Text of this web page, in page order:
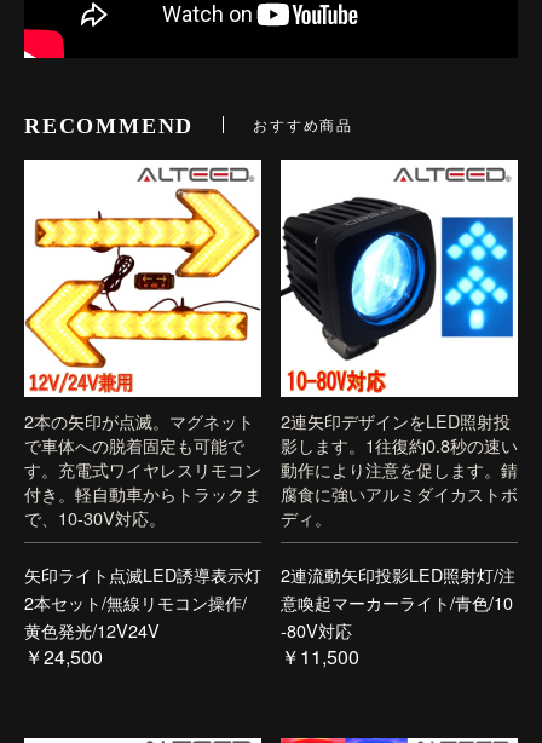
RECOMMEND おすすめ商品
2本の矢印が点滅。マグネット
で車体への脱着固定も可能で
す。充電式ワイヤレスリモコン
付き。軽自動車からトラックま
で、10-30V対応。
矢印ライト点滅LED誘導表示灯
2本セット/無線リモコン操作/
黄色発光/12V24V
￥24,500
2連矢印デザインをLED照射投
影します。1往復約0.8秒の速い
動作により注意を促します。錆
腐食に強いアルミダイカストボ
ディ。
2連流動矢印投影LED照射灯/注
意喚起マーカーライト/青色/10
-80V対応
￥11,500